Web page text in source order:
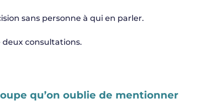
sans personne à qui en parler.
consultations.
qu’on oublie de mentionner